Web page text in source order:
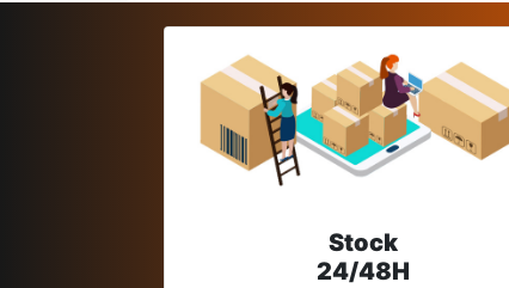
Stock
24/48H